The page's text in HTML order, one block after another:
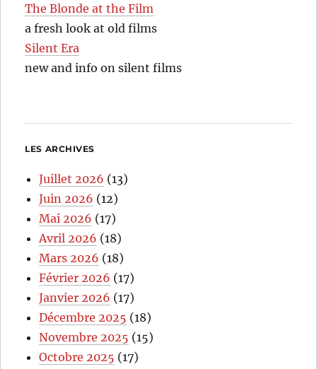
The Blonde at the Film
a fresh look at old films
Silent Era
new and info on silent films
LES ARCHIVES
Juillet 2026 (13)
Juin 2026 (12)
Mai 2026 (17)
Avril 2026 (18)
Mars 2026 (18)
Février 2026 (17)
Janvier 2026 (17)
Décembre 2025 (18)
Novembre 2025 (15)
Octobre 2025 (17)